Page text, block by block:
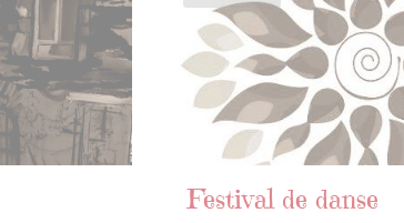
Festival de danse